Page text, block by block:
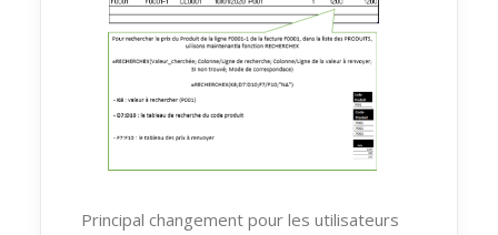
Principal changement pour les utilisateurs